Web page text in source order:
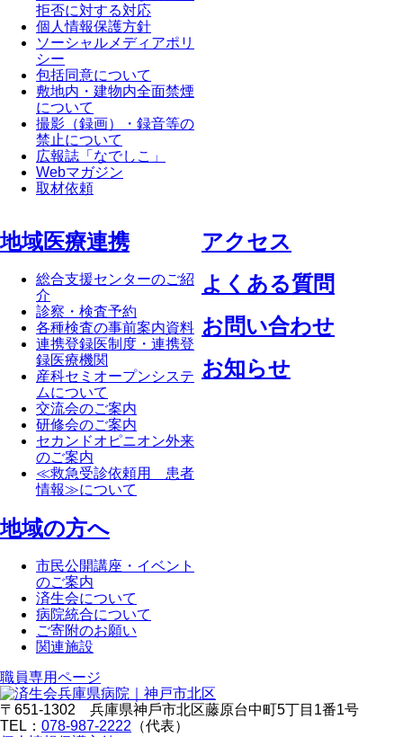
拒否に対する対応
個人情報保護方針
ソーシャルメディアポリ
シー
包括同意について
敷地内・建物内全面禁煙
について
撮影（録画）・録音等の
禁止について
広報誌「なでしこ」
Webマガジン
取材依頼
地域医療連携
総合支援センターのご紹
介
診察・検査予約
各種検査の事前案内資料
連携登録医制度・連携登
録医療機関
産科セミオープンシステ
ムについて
交流会のご案内
研修会のご案内
セカンドオピニオン外来
のご案内
≪救急受診依頼用 患者
情報≫について
地域の方へ
市民公開講座・イベント
のご案内
済生会について
病院統合について
ご寄附のお願い
関連施設
アクセス
よくある質問
お問い合わせ
お知らせ
職員専⽤ページ
〒651-1302 兵庫県神⼾市北区藤原台中町5丁⽬1番1号
TEL： 078-987-2222 （代表）